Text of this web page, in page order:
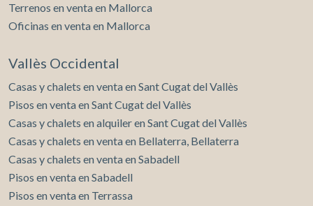
Terrenos en venta en Mallorca
Oficinas en venta en Mallorca
Vallès Occidental
Casas y chalets en venta en Sant Cugat del Vallès
Pisos en venta en Sant Cugat del Vallès
Casas y chalets en alquiler en Sant Cugat del Vallès
Casas y chalets en venta en Bellaterra, Bellaterra
Casas y chalets en venta en Sabadell
Pisos en venta en Sabadell
Pisos en venta en Terrassa